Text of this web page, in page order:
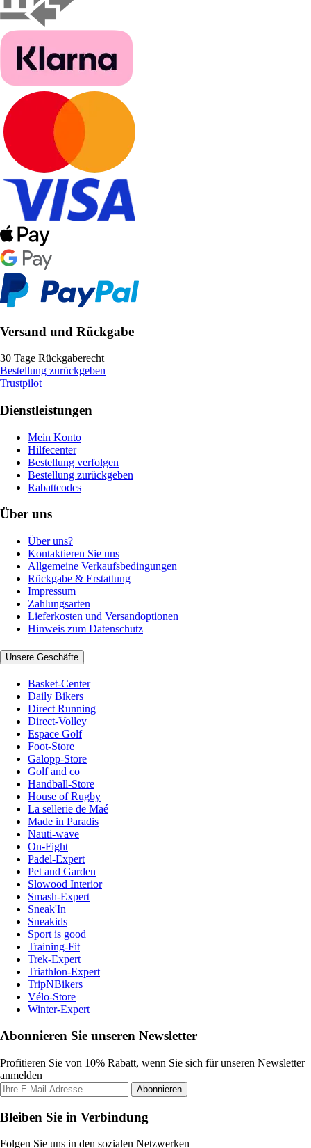
Versand und Rückgabe
30 Tage Rückgaberecht
Bestellung zurückgeben
Trustpilot
Dienstleistungen
Mein Konto
Hilfecenter
Bestellung verfolgen
Bestellung zurückgeben
Rabattcodes
Über uns
Über uns?
Kontaktieren Sie uns
Allgemeine Verkaufsbedingungen
Rückgabe & Erstattung
Impressum
Zahlungsarten
Lieferkosten und Versandoptionen
Hinweis zum Datenschutz
Unsere Geschäfte
Basket-Center
Daily Bikers
Direct Running
Direct-Volley
Espace Golf
Foot-Store
Galopp-Store
Golf and co
Handball-Store
House of Rugby
La sellerie de Maé
Made in Paradis
Nauti-wave
On-Fight
Padel-Expert
Pet and Garden
Slowood Interior
Smash-Expert
Sneak'In
Sneakids
Sport is good
Training-Fit
Trek-Expert
Triathlon-Expert
TripNBikers
Vélo-Store
Winter-Expert
Abonnieren Sie unseren Newsletter
Profitieren Sie von 10% Rabatt, wenn Sie sich für unseren Newsletter
anmelden
Abonnieren
Bleiben Sie in Verbindung
Folgen Sie uns in den sozialen Netzwerken